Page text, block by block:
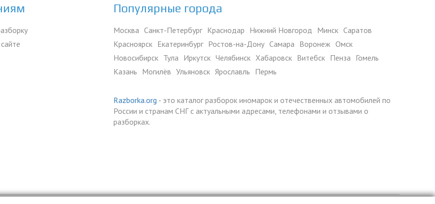
Популярные города
Москва Санкт-Петербург Краснодар Нижний Новгород Минск Саратов
Красноярск Екатеринбург Ростов-на-Дону Самара Воронеж Омск
Новосибирск Тула Иркутск Челябинск Хабаровск Витебск Пенза Гомель
Казань Могилёв Ульяновск Ярославль Пермь
Razborka.org - это каталог разборок иномарок и отечественных автомобилей по
России и странам СНГ с актуальными адресами, телефонами и отзывами о
разборках.